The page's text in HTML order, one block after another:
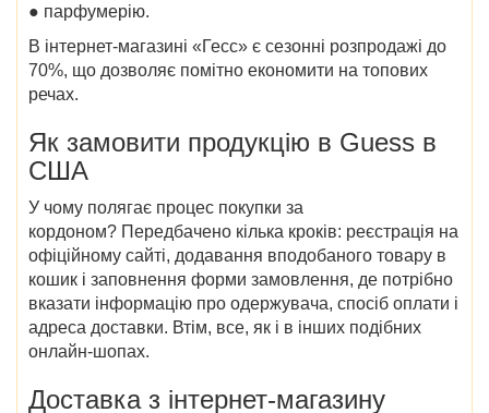
● парфумерію.
В інтернет-магазині «Гесс» є сезонні розпродажі до
70%, що дозволяє помітно економити на топових
речах.
Як замовити продукцію в Guess в
США
У чому полягає процес покупки за
кордоном? Передбачено кілька кроків: реєстрація на
офіційному сайті, додавання вподобаного товару в
кошик і заповнення форми замовлення, де потрібно
вказати інформацію про одержувача, спосіб оплати і
адреса доставки. Втім, все, як і в інших подібних
онлайн-шопах.
Доставка з інтернет-магазину